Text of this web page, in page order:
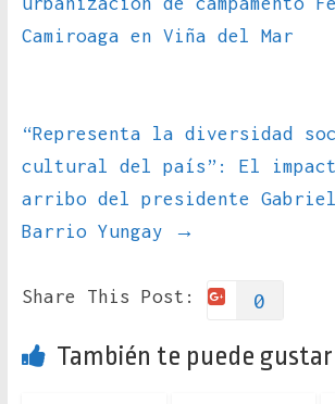
Camiroaga en Viña del Mar
“Representa la diversidad
cultural del país”: El
arribo del presidente
Barrio Yungay
→
Share This Post: 0
También te puede gustar